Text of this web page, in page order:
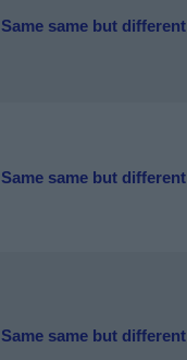
Same same but different
Same same but different
Same same but different